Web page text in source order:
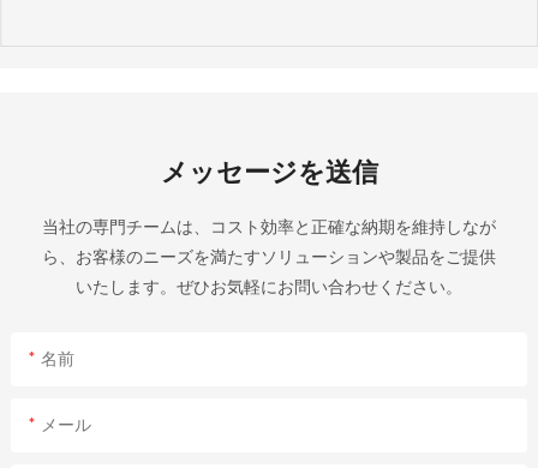
メッセージを送信
当社の専門チームは、コスト効率と正確な納期を維持しなが
ら、お客様のニーズを満たすソリューションや製品をご提供
いたします。ぜひお気軽にお問い合わせください。
名前
メール